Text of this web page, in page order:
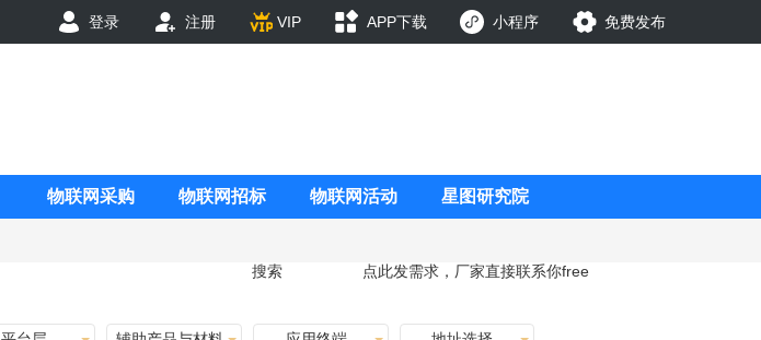
登录 注册 VIP APP下载 小程序 免费发布
物联网采购 物联网招标 物联网活动 星图研究院
搜索
点此发需求，厂家直接联系你free